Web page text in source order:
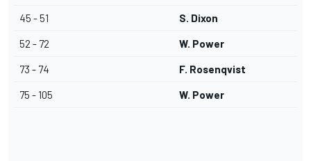
45 - 51 S. Dixon
52 - 72 W. Power
73 - 74 F. Rosenqvist
75 - 105 W. Power